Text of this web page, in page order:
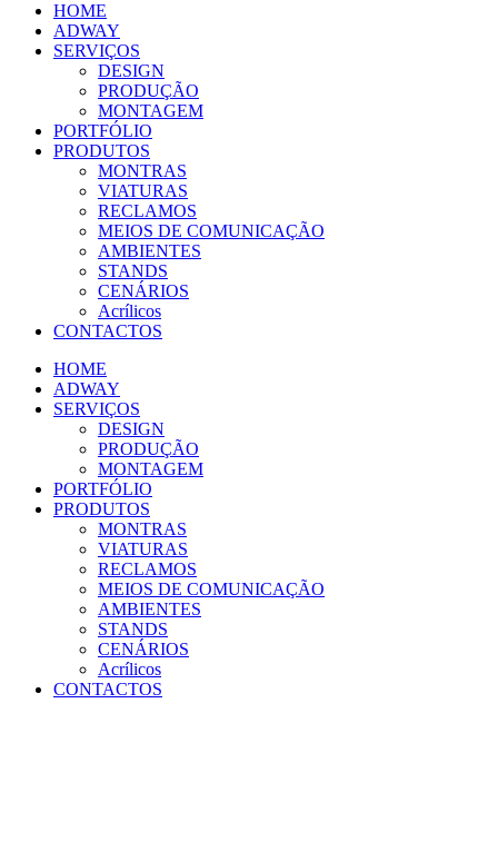
HOME
ADWAY
SERVIÇOS
DESIGN
PRODUÇÃO
MONTAGEM
PORTFÓLIO
PRODUTOS
MONTRAS
VIATURAS
RECLAMOS
MEIOS DE COMUNICAÇÃO
AMBIENTES
STANDS
CENÁRIOS
Acrílicos
CONTACTOS
HOME
ADWAY
SERVIÇOS
DESIGN
PRODUÇÃO
MONTAGEM
PORTFÓLIO
PRODUTOS
MONTRAS
VIATURAS
RECLAMOS
MEIOS DE COMUNICAÇÃO
AMBIENTES
STANDS
CENÁRIOS
Acrílicos
CONTACTOS